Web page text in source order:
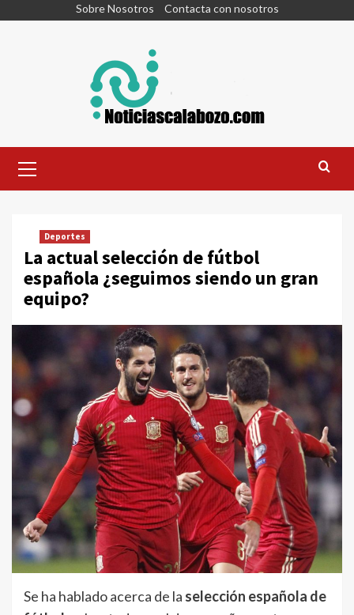
Sobre Nosotros Contacta con nosotros
Menu
Deportes
La actual selección de fútbol
española ¿seguimos siendo un gran
equipo?
Se ha hablado acerca de la selección española de